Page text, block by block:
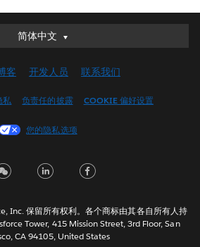
简体中文
简体中文
English (UK)
Français (Canada)
Italiano
한국어
Nederlands
客 开发人员 联系我们
私 负责任的披露 COOKIE 偏好设置
您的隐私选项
Inc. 保留所有权利。各个商标由其各自所有人持
Tower, 415 Mission Street, 3rd Floor, San
CA 94105, United States